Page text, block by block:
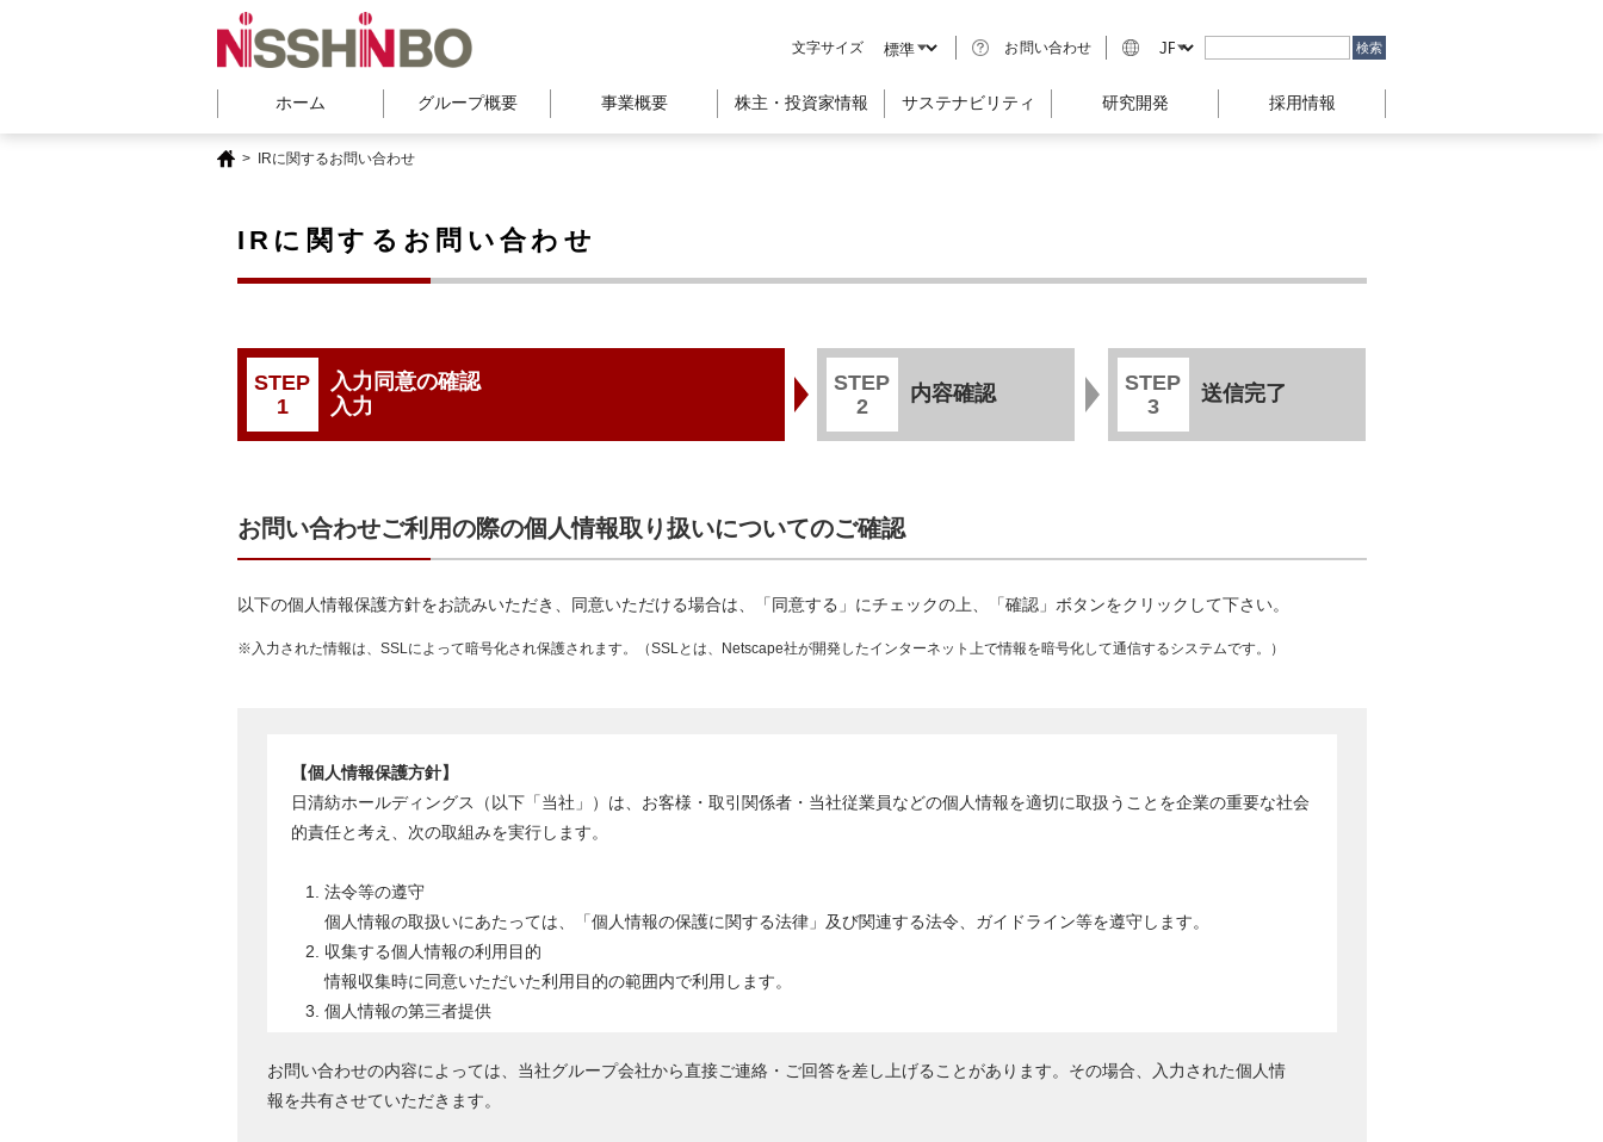
文字サイズ お問い合わせ
ホーム グループ概要 事業概要 株主・投資家情報 サステナビリティ 研究開発 採用情報
> IRに関するお問い合わせ
IRに関するお問い合わせ
STEP
1
入力同意の確認
入力
STEP
2
内容確認
STEP
3
送信完了
お問い合わせご利用の際の個人情報取り扱いについてのご確認
以下の個人情報保護方針をお読みいただき、同意いただける場合は、「同意する」にチェックの上、「確認」ボタンをクリックして下さい。
※入力された情報は、SSLによって暗号化され保護されます。（SSLとは、Netscape社が開発したインターネット上で情報を暗号化して通信するシステムです。）
【個人情報保護方針】
日清紡ホールディングス（以下「当社」）は、お客様・取引関係者・当社従業員などの個人情報を適切に取扱うことを企業の重要な社会
的責任と考え、次の取組みを実行します。
法令等の遵守
個人情報の取扱いにあたっては、「個人情報の保護に関する法律」及び関連する法令、ガイドライン等を遵守します。
収集する個人情報の利用目的
情報収集時に同意いただいた利用目的の範囲内で利用します。
個人情報の第三者提供
個人情報の共同利用
個人情報を当社グループ企業内で共同利用する場合には、あらかじめ共同利用の内容を明示し、同意をいただいた上で収集します。
お問い合わせの内容によっては、当社グループ会社から直接ご連絡・ご回答を差し上げることがあります。その場合、入力された個人情
報を共有させていただきます。